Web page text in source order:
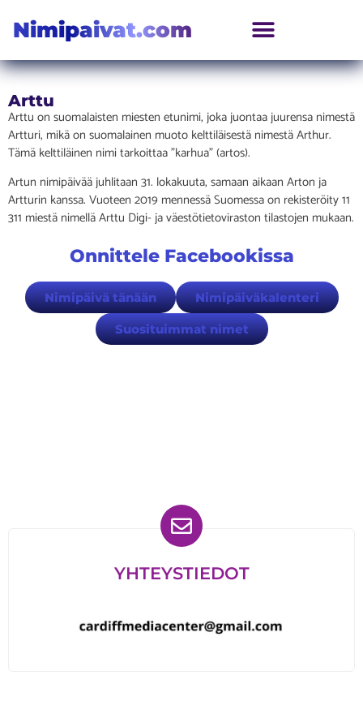
Nimipaivat.com
Arttu
Arttu on suomalaisten miesten etunimi, joka juontaa juurensa nimestä
Artturi, mikä on suomalainen muoto kelttiläisestä nimestä Arthur.
Tämä kelttiläinen nimi tarkoittaa ”karhua” (artos).
Artun nimipäivää juhlitaan 31. lokakuuta, samaan aikaan Arton ja
Artturin kanssa. Vuoteen 2019 mennessä Suomessa on rekisteröity 11
311 miestä nimellä Arttu Digi- ja väestötietoviraston tilastojen mukaan.
Onnittele Facebookissa
Nimipäivä tänään Nimipäiväkalenteri
Suosituimmat nimet
YHTEYSTIEDOT